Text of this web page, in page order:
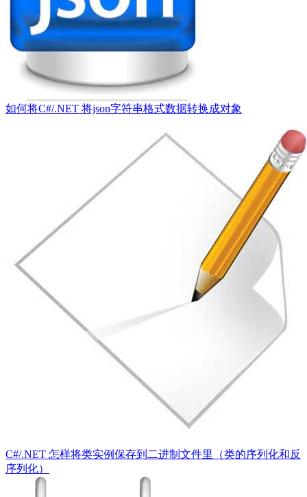
如何将C#/.NET 将json字符串格式数据转换成对象
C#/.NET 怎样将类实例保存到二进制文件里（类的序列化和反
序列化）